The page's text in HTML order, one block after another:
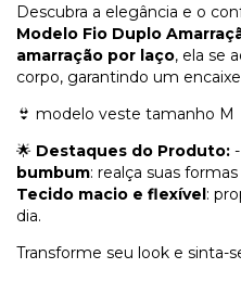
Descubra a elegância e o
Modelo Fio Duplo
amarração por laço, ela se
corpo, garantindo um
👙 modelo veste tamanho M
🌟 Destaques do Produto: -
bumbum: realça suas
Tecido macio e flexível:
dia.
Transforme seu look e sinta-